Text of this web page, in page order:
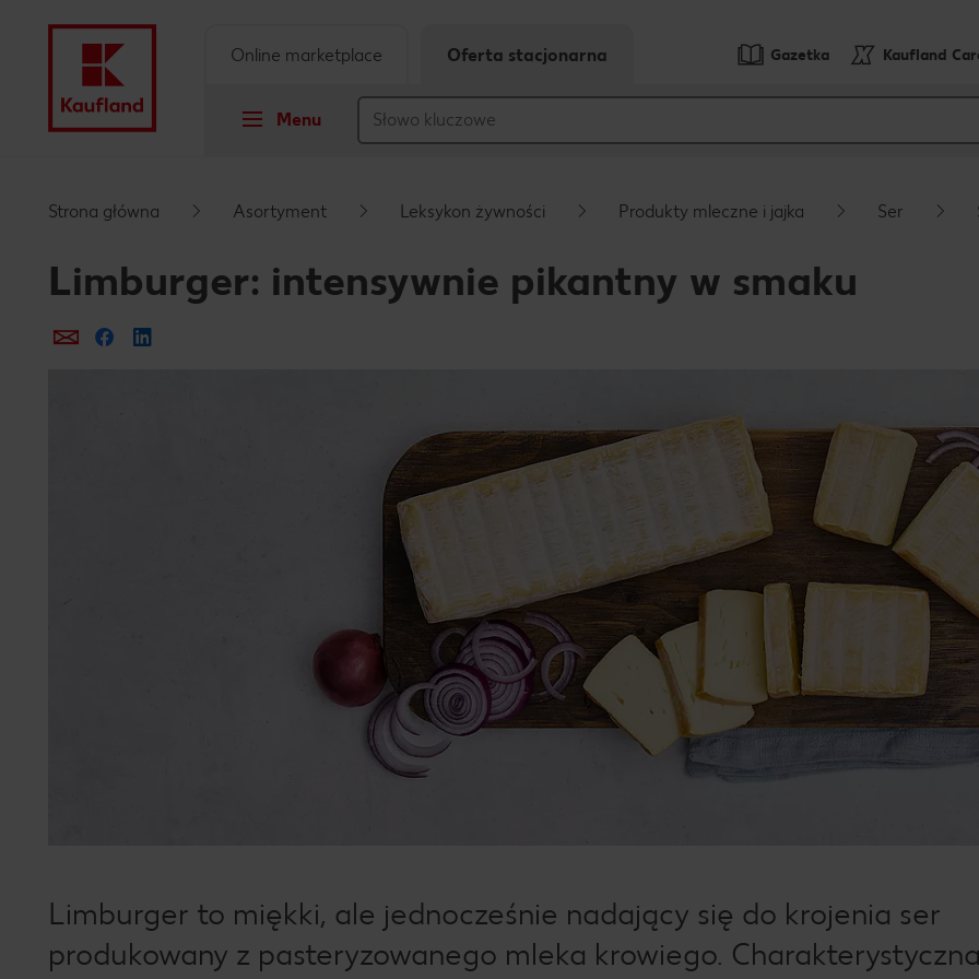
Gazetka Kaufland
Menu
Online marketplace Oferta stacjonarna
Strona główna Asortyment Leksykon żywności Produkty mleczne i jajka Ser
Limburger: intensywnie pikantny w smaku
Prześlij e-mailem
Udostępnij na Facebooku
Limburger to miękki, ale jednocześnie nadający się do krojenia ser
produkowany z pasteryzowanego mleka krowiego.